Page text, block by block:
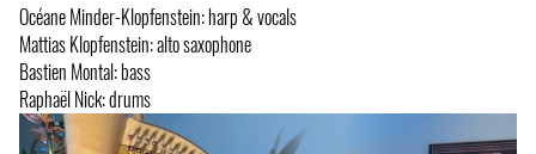
Océane Minder-Klopfenstein: harp & vocals
Mattias Klopfenstein: alto saxophone
Bastien Montal: bass
Raphaël Nick: drums